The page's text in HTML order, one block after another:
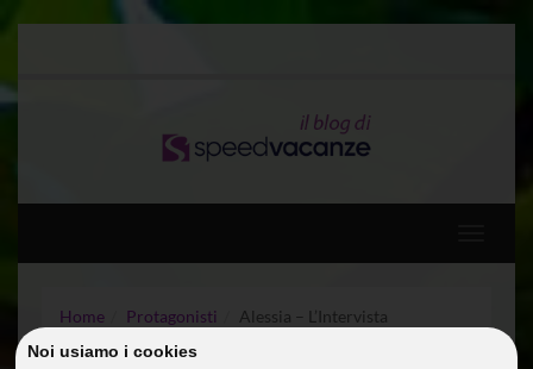
Noi usiamo i cookies
Home Protagonisti Alessia – L’Intervista